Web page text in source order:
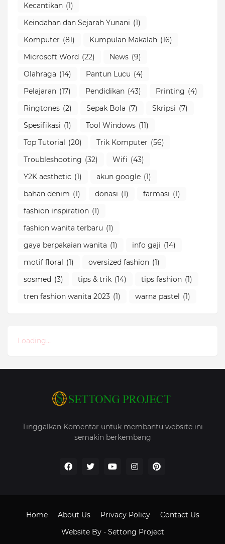
Kecantikan (1)
Keindahan dan Sejarah Yunani (1)
Komputer (81) Kumpulan Makalah (16)
Microsoft Word (22) News (9)
Olahraga (14) Pantun Lucu (4)
Pelajaran (17) Pendidikan (43) Printing (4)
Ringtones (2) Sepak Bola (7) Skripsi (7)
Spesifikasi (1) Tool Windows (11)
Top Tutorial (20) Trik Komputer (56)
Troubleshooting (32) Wifi (43)
Y2K aesthetic (1) akun google (1)
bahan denim (1) donasi (1) farmasi (1)
fashion inspiration (1)
fashion wanita terbaru (1)
gaya berpakaian wanita (1) info gaji (14)
motif floral (1) oversized fashion (1)
sosmed (3) tips & trik (14) tips fashion (1)
tren fashion wanita 2023 (1) warna pastel (1)
Loading...
Tinggalkan Komentar untuk membantu website ini
semakin berkembang
Website By - Settong Project
Home About Us Privacy Policy Contact Us